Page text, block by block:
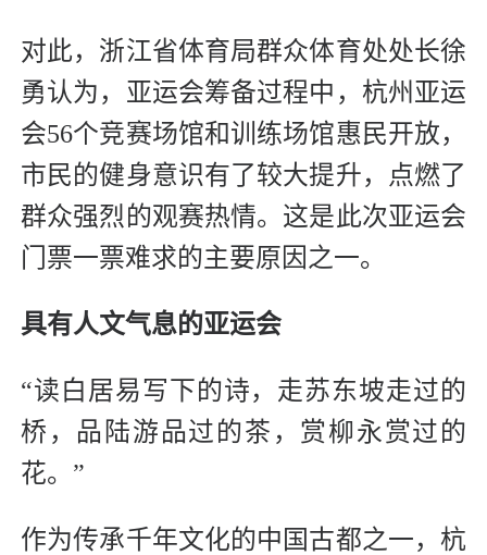
对此，浙江省体育局群众体育处处长徐
勇认为，亚运会筹备过程中，杭州亚运
会56个竞赛场馆和训练场馆惠民开放，
市民的健身意识有了较大提升，点燃了
群众强烈的观赛热情。这是此次亚运会
门票一票难求的主要原因之一。
具有人文气息的亚运会
“读白居易写下的诗，走苏东坡走过的
桥，品陆游品过的茶，赏柳永赏过的
花。”
作为传承千年文化的中国古都之一，杭